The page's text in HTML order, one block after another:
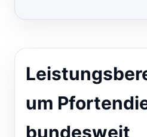
um
bundesweit